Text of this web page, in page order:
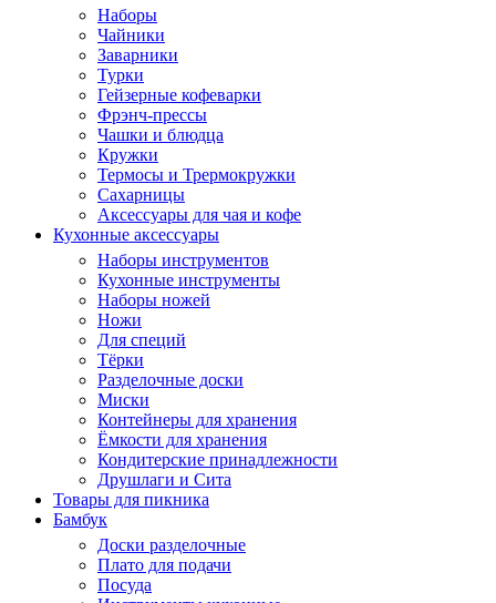
Наборы
Чайники
Заварники
Турки
Гейзерные кофеварки
Фрэнч-прессы
Чашки и блюдца
Кружки
Термосы и Трермокружки
Сахарницы
Аксессуары для чая и кофе
Кухонные аксессуары
Наборы инструментов
Кухонные инструменты
Наборы ножей
Ножи
Для специй
Тёрки
Разделочные доски
Миски
Контейнеры для хранения
Ёмкости для хранения
Кондитерские принадлежности
Друшлаги и Сита
Товары для пикника
Бамбук
Доски разделочные
Плато для подачи
Посуда